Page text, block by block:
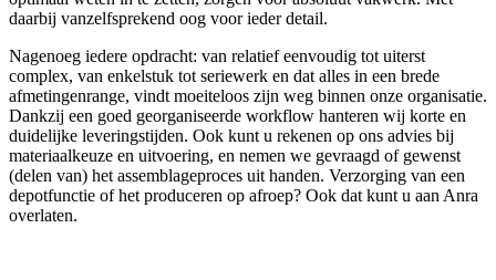
daarbij vanzelfsprekend oog voor ieder detail.
Nagenoeg iedere opdracht: van relatief eenvoudig tot uiterst
complex, van enkelstuk tot seriewerk en dat alles in een brede
afmetingenrange, vindt moeiteloos zijn weg binnen onze organisatie.
Dankzij een goed georganiseerde workflow hanteren wij korte en
duidelijke leveringstijden. Ook kunt u rekenen op ons advies bij
materiaalkeuze en uitvoering, en nemen we gevraagd of gewenst
(delen van) het assemblageproces uit handen. Verzorging van een
depotfunctie of het produceren op afroep? Ook dat kunt u aan Anra
overlaten.